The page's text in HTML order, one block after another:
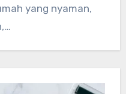
yang nyaman,